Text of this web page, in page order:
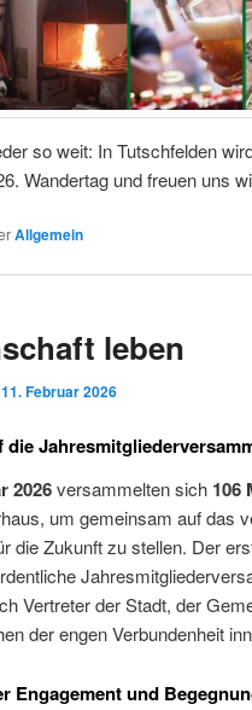
so weit: In Tutschfelden
Wandertag und freuen uns
Allgemein
leben
11. Februar 2026
die
2026versammelten sich 106
um gemeinsam auf das
die Zukunft zu stellen. Der
Vertreter der Stadt, der
der engen Verbundenheit
Engagement und